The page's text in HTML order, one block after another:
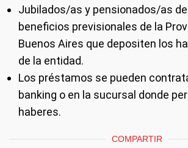
Jubilados/as y pensionados/as
beneficios previsionales de la
Buenos Aires que depositen los
de la entidad.
Los préstamos se pueden
banking o en la sucursal donde
haberes.
COMPARTIR